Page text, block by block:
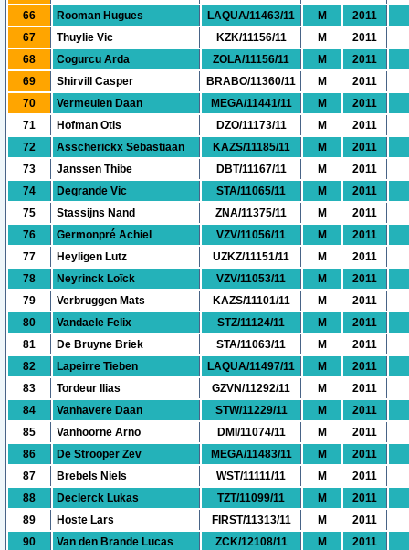
66
Rooman Hugues LAQUA/11463/11 M
2011
67
Thuylie Vic KZK/11156/11 M
2011
68
Cogurcu Arda ZOLA/11156/11 M
2011
69
Shirvill Casper BRABO/11360/11 M
2011
70
Vermeulen Daan MEGA/11441/11 M
2011
71
Hofman Otis DZO/11173/11 M
2011
72
Asscherickx Sebastiaan KAZS/11185/11 M
2011
73
Janssen Thibe DBT/11167/11 M
2011
74
Degrande Vic STA/11065/11 M
2011
75
Stassijns Nand ZNA/11375/11 M
2011
76
Germonpré Achiel VZV/11056/11 M
2011
77
Heyligen Lutz UZKZ/11151/11 M
2011
78
Neyrinck Loïck VZV/11053/11 M
2011
79
Verbruggen Mats KAZS/11101/11 M
2011
80
Vandaele Felix STZ/11124/11 M
2011
81
De Bruyne Briek STA/11063/11 M
2011
82
Lapeirre Tieben LAQUA/11497/11 M
2011
83
Tordeur Ilias GZVN/11292/11 M
2011
84
Vanhavere Daan STW/11229/11 M
2011
85
Vanhoorne Arno DMI/11074/11 M
2011
86
De Strooper Zev MEGA/11483/11 M
2011
87
Brebels Niels WST/11111/11 M
2011
88
Declerck Lukas TZT/11099/11 M
2011
89
Hoste Lars FIRST/11313/11 M
2011
90
Van den Brande Lucas ZCK/12108/11 M 2011